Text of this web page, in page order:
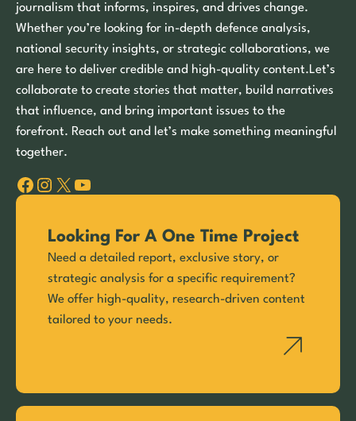
journalism that informs, inspires, and drives change.
Whether you’re looking for in-depth defence analysis,
national security insights, or strategic collaborations, we
are here to deliver credible and high-quality content.Let’s
collaborate to create stories that matter, build narratives
that influence, and bring important issues to the
forefront. Reach out and let’s make something meaningful
together.
Facebook Instagram X YouTube
Looking For A One Time Project
Need a detailed report, exclusive story, or
strategic analysis for a specific requirement?
We offer high-quality, research-driven content
tailored to your needs.